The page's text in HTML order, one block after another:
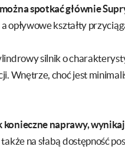
spotkać głównie
opływowe kształty
silnik o
Wnętrze, choć jest
konieczne naprawy,
na słabą dostępność